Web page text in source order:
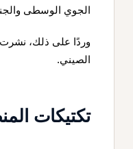
الجوي الوسطى
وردًا على ذلك، نشرت
الصيني.
تكتيكات